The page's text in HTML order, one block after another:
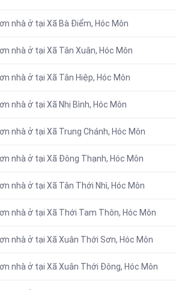
nhà ở tại Xã Bà Điểm, Hóc Môn
nhà ở tại Xã Tân Xuân, Hóc Môn
nhà ở tại Xã Tân Hiệp, Hóc Môn
nhà ở tại Xã Nhị Bình, Hóc Môn
nhà ở tại Xã Trung Chánh, Hóc Môn
nhà ở tại Xã Đông Thạnh, Hóc Môn
nhà ở tại Xã Tân Thới Nhì, Hóc Môn
nhà ở tại Xã Thới Tam Thôn, Hóc Môn
nhà ở tại Xã Xuân Thới Sơn, Hóc Môn
nhà ở tại Xã Xuân Thới Đông, Hóc Môn